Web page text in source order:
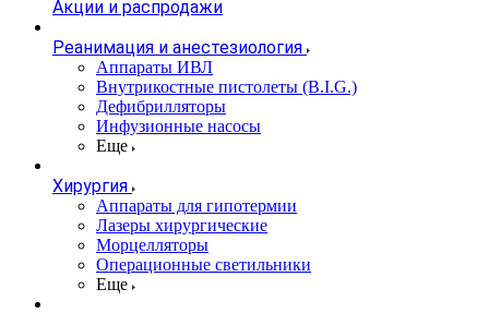
Акции и распродажи
Реанимация и анестезиология
Аппараты ИВЛ
Внутрикостные пистолеты (B.I.G.)
Дефибрилляторы
Инфузионные насосы
Еще
Хирургия
Аппараты для гипотермии
Лазеры хирургические
Морцелляторы
Операционные светильники
Еще